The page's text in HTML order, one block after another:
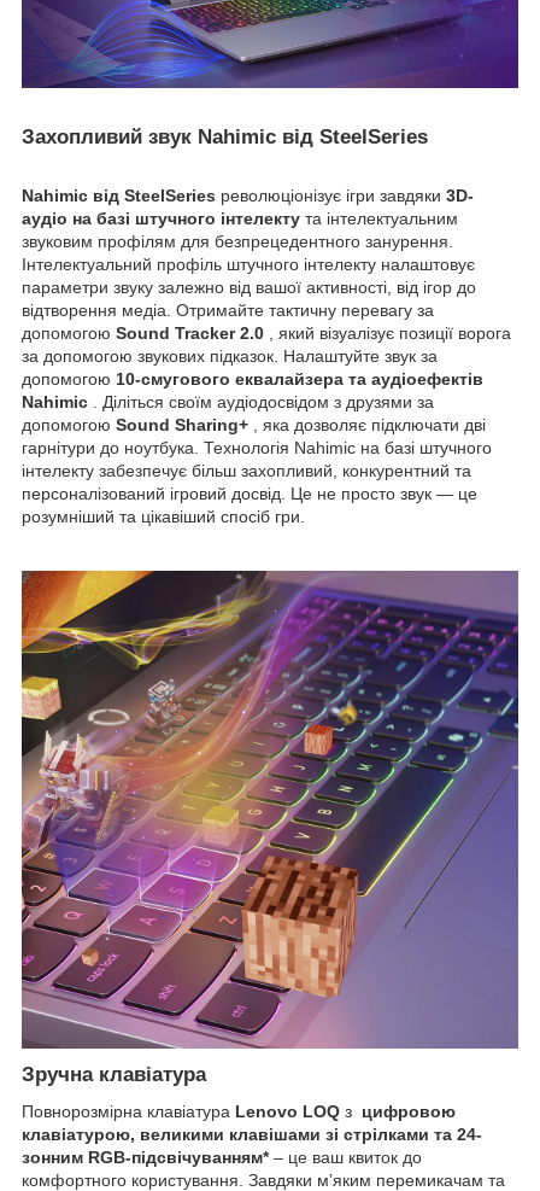
Захопливий звук Nahimic від SteelSeries
Nahimic від SteelSeries революціонізує ігри завдяки 3D-
аудіо на базі штучного інтелекту та інтелектуальним
звуковим профілям для безпрецедентного занурення.
Інтелектуальний профіль штучного інтелекту налаштовує
параметри звуку залежно від вашої активності, від ігор до
відтворення медіа. Отримайте тактичну перевагу за
допомогою Sound Tracker 2.0 , який візуалізує позиції ворога
за допомогою звукових підказок. Налаштуйте звук за
допомогою 10-смугового еквалайзера та аудіоефектів
Nahimic . Діліться своїм аудіодосвідом з друзями за
допомогою Sound Sharing+ , яка дозволяє підключати дві
гарнітури до ноутбука. Технологія Nahimic на базі штучного
інтелекту забезпечує більш захопливий, конкурентний та
персоналізований ігровий досвід. Це не просто звук — це
розумніший та цікавіший спосіб гри.
Зручна клавіатура
Повнорозмірна клавіатура Lenovo LOQ з цифровою
клавіатурою, великими клавішами зі стрілками та 24-
зонним RGB-підсвічуванням*– це ваш квиток до
комфортного користування. Завдяки м’яким перемикачам та